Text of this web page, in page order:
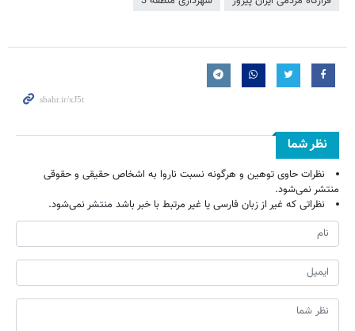
نظر شما
نظرات حاوی توهین و هرگونه نسبت ناروا به اشخاص حقیقی و حقوقی
منتشر نمی‌شود.
نظراتی که غیر از زبان فارسی یا غیر مرتبط با خبر باشد منتشر نمی‌شود.